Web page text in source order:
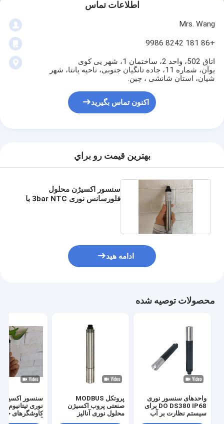
اطلاعات تماس
Mrs. Wang
+86 181 8242 9986
اتاق 502، واحد 2، ساختمان 1، شهر یی کوی
یوآن، شماره 11، جاده تانگیان جنوبی، ناحیه یانتا، شهر
شیان، استان شانشی ، چین.
اکنون تماس بگیرید
بهترين قيمت رو براي
سنسور اکسیژن محلول
فلورسانس نوری 3bar NTC با
ادامه هید
محصولات توصیه شده
واحدهای سنسور نوری
DO DS380 IP68 برای
سیستم نظارت بر آب
پروتکل MODBUS
صنعتی پروب اکسیژن
محلول نوری آنالیز
سنسور
نوری تیتانیوم در
کاوشگرهای